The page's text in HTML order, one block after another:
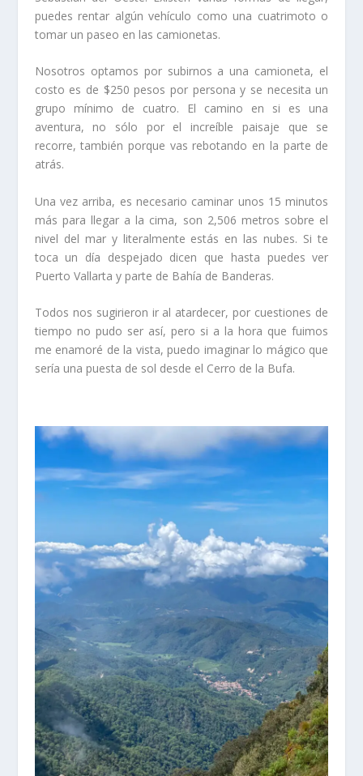
puedes rentar algún vehículo como una cuatrimoto o
tomar un paseo en las camionetas.
Nosotros optamos por subirnos a una camioneta, el
costo es de $250 pesos por persona y se necesita un
grupo mínimo de cuatro. El camino en si es una
aventura, no sólo por el increíble paisaje que se
recorre, también porque vas rebotando en la parte de
atrás.
Una vez arriba, es necesario caminar unos 15 minutos
más para llegar a la cima, son 2,506 metros sobre el
nivel del mar y literalmente estás en las nubes. Si te
toca un día despejado dicen que hasta puedes ver
Puerto Vallarta y parte de Bahía de Banderas.
Todos nos sugirieron ir al atardecer, por cuestiones de
tiempo no pudo ser así, pero si a la hora que fuimos
me enamoré de la vista, puedo imaginar lo mágico que
sería una puesta de sol desde el Cerro de la Bufa.